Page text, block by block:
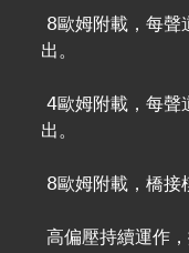
8歐姆附載，每
出。
4歐姆附載，每聲
出。
8歐姆附載，橋接
高偏壓持續運作